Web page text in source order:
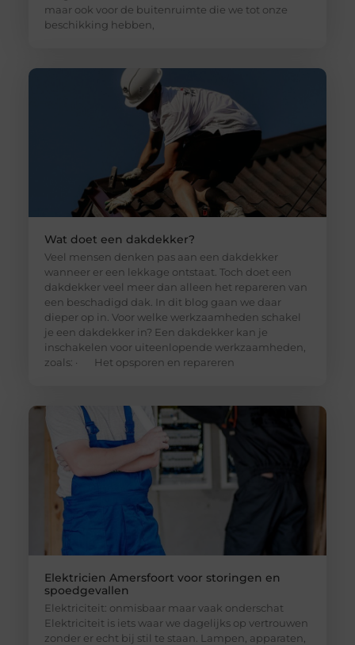
maar ook voor de buitenruimte die we tot onze
beschikking hebben,
Wat doet een dakdekker?
Veel mensen denken pas aan een dakdekker
wanneer er een lekkage ontstaat. Toch doet een
dakdekker veel meer dan alleen het repareren van
een beschadigd dak. In dit blog gaan we daar
dieper op in. Voor welke werkzaamheden schakel
je een dakdekker in? Een dakdekker kan je
inschakelen voor uiteenlopende werkzaamheden,
zoals: · Het opsporen en repareren
Elektricien Amersfoort voor storingen en
spoedgevallen
Elektriciteit: onmisbaar maar vaak onderschat
Elektriciteit is iets waar we dagelijks op vertrouwen
zonder er echt bij stil te staan. Lampen, apparaten,